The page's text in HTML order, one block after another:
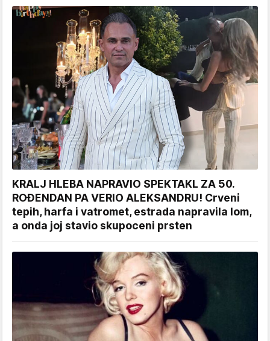
KRALJ HLEBA NAPRAVIO SPEKTAKL ZA 50.
ROĐENDAN PA VERIO ALEKSANDRU! Crveni
tepih, harfa i vatromet, estrada napravila lom,
a onda joj stavio skupoceni prsten